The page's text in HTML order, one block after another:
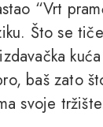
“Vrt
Što se
baš zato
svoje